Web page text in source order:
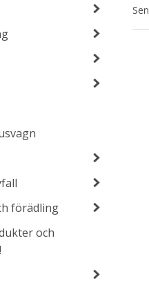
förädling
och